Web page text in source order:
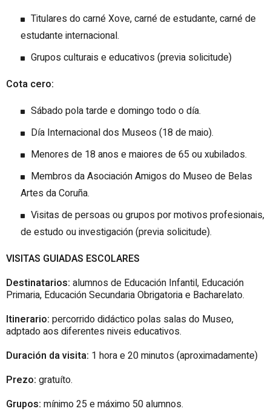
Titulares do carné Xove, carné de estudante, carné de
estudante internacional.
Grupos culturais e educativos (previa solicitude)
Cota cero:
Sábado pola tarde e domingo todo o día.
Día Internacional dos Museos (18 de maio).
Menores de 18 anos e maiores de 65 ou xubilados.
Membros da Asociación Amigos do Museo de Belas
Artes da Coruña.
Visitas de persoas ou grupos por motivos profesionais,
de estudo ou investigación (previa solicitude).
VISITAS GUIADAS ESCOLARES
Destinatarios: alumnos de Educación Infantil, Educación
Primaria, Educación Secundaria Obrigatoria e Bacharelato.
Itinerario: percorrido didáctico polas salas do Museo,
adptado aos diferentes niveis educativos.
Duración da visita: 1 hora e 20 minutos (aproximadamente)
Prezo: gratuíto.
Grupos: mínimo 25 e máximo 50 alumnos.